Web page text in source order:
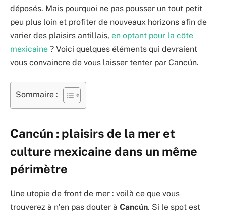
déposés. Mais pourquoi ne pas pousser un tout petit
peu plus loin et profiter de nouveaux horizons afin de
varier des plaisirs antillais, en optant pour la côte
mexicaine ? Voici quelques éléments qui devraient
vous convaincre de vous laisser tenter par Cancún.
Sommaire :
Cancún : plaisirs de la mer et
culture mexicaine dans un même
périmètre
Une utopie de front de mer : voilà ce que vous
trouverez à n’en pas douter à Cancún. Si le spot est